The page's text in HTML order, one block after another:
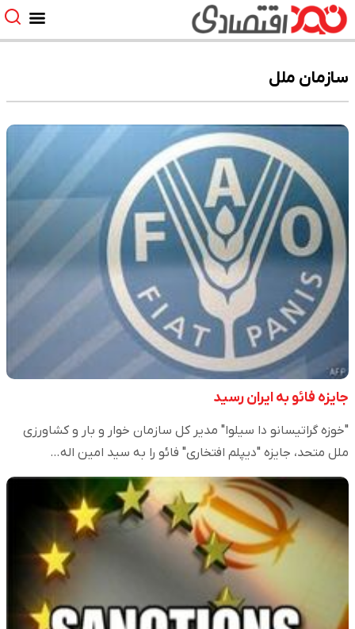
سازمان ملل
جایزه فائو به ایران رسید
"خوزه گراتیسانو دا سیلوا" مدیر کل سازمان خوار و بار و کشاورزی
ملل متحد، جایزه "دیپلم افتخاری" فائو را به سید امین اله…